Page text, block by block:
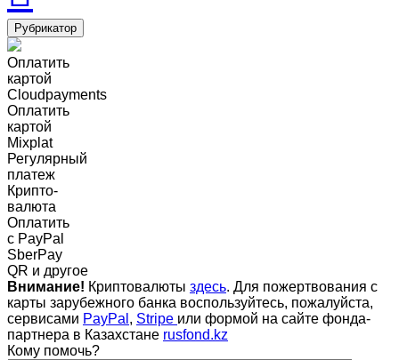
Рубрикатор
Оплатить
картой
Cloudpayments
Оплатить
картой
Mixplat
Регулярный
платеж
Крипто-
валюта
Оплатить
c PayPal
SberPay
QR и другое
Внимание! Криптовалюты здесь. Для пожертвования с
карты зарубежного банка воспользуйтесь, пожалуйста,
сервисами PayPal , Stripe или формой на сайте фонда-
партнера в Казахстане rusfond.kz
Кому помочь?